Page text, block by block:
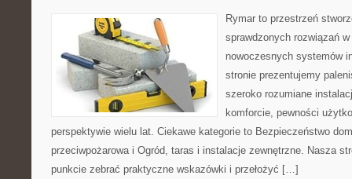
Rymar to przestrzeń
sprawdzonych rozwiązań
nowoczesnych systemów
stronie prezentujemy
szeroko rozumiane
komforcie, pewności
perspektywie wielu lat. Ciekawe kategorie to Bezpieczeństwo
przeciwpożarowa i Ogród, taras i instalacje zewnętrzne. Nasza
punkcie zebrać praktyczne wskazówki i przełożyć […]